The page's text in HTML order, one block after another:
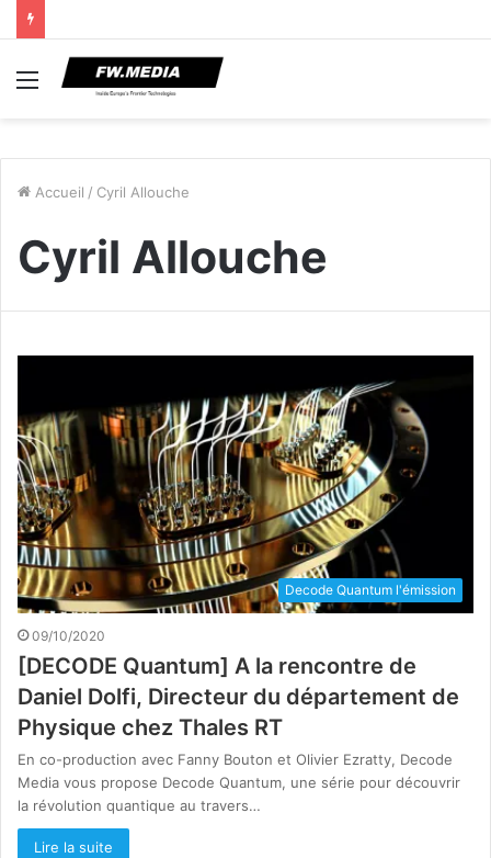
Menu
Accueil / Cyril Allouche
Cyril Allouche
Decode Quantum l'émission
09/10/2020
[DECODE Quantum] A la rencontre de
Daniel Dolfi, Directeur du département de
Physique chez Thales RT
En co-production avec Fanny Bouton et Olivier Ezratty, Decode
Media vous propose Decode Quantum, une série pour découvrir
la révolution quantique au travers…
Lire la suite